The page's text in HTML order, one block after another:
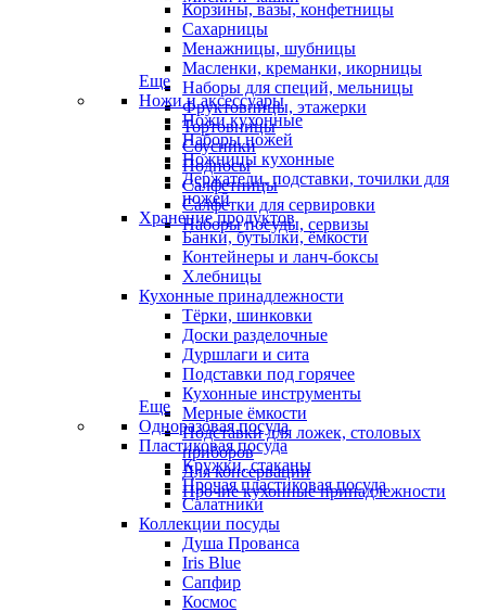
Корзины, вазы, конфетницы
Сахарницы
Менажницы, шубницы
Масленки, креманки, икорницы
Наборы для специй, мельницы
Фруктовницы, этажерки
Тортовницы
Соусники
Подносы
Салфетницы
Салфетки для сервировки
Наборы посуды, сервизы
Еще
Ножи и аксессуары
Ножи кухонные
Наборы ножей
Ножницы кухонные
Держатели, подставки, точилки для
ножей
Хранение продуктов
Банки, бутылки, ёмкости
Контейнеры и ланч-боксы
Хлебницы
Кухонные принадлежности
Тёрки, шинковки
Доски разделочные
Дуршлаги и сита
Подставки под горячее
Кухонные инструменты
Мерные ёмкости
Подставки для ложек, столовых
приборов
Для консервации
Прочие кухонные принадлежности
Еще
Одноразовая посуда
Пластиковая посуда
Кружки, стаканы
Прочая пластиковая посуда
Салатники
Коллекции посуды
Душа Прованса
Iris Blue
Сапфир
Космос